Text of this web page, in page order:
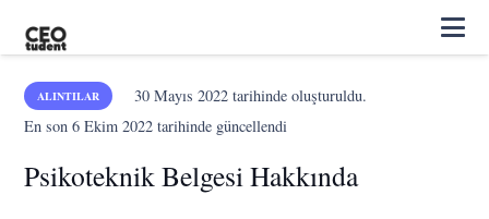
ALINTILAR 30 Mayıs 2022tarihinde oluşturuldu.
En son6 Ekim 2022 tarihinde güncellendi
Psikoteknik Belgesi Hakkında